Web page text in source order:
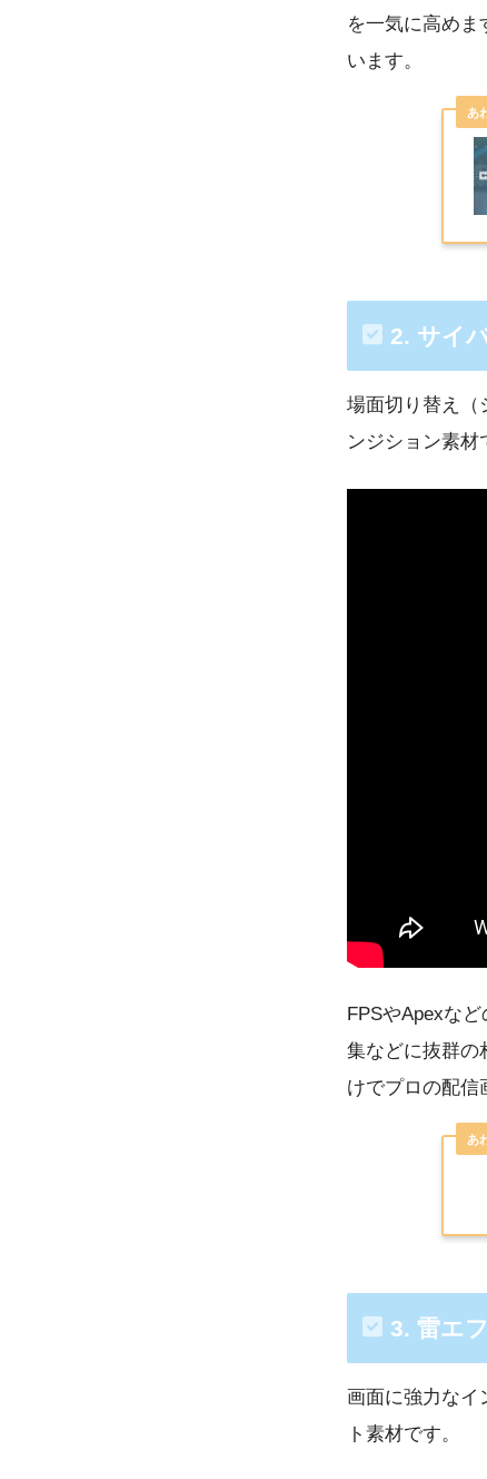
を一気に高めま
います。
2. サイ
場面切り替え（
ンジション素材
FPSやApexな
集などに抜群の
けでプロの配信
3. 雷エ
画面に強力なイ
ト素材です。